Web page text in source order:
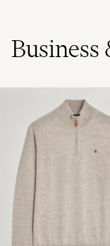
Business